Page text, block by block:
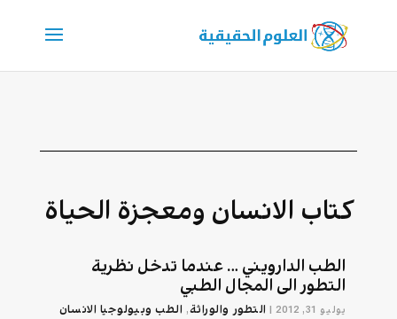
كتاب الانسان ومعجزة الحياة
الطب الدارويني … عندما تدخل نظرية
التطور الى المجال الطبي
يوليو 31, 2012 | التطور والوراثة, الطب وبيولوجيا الانسان